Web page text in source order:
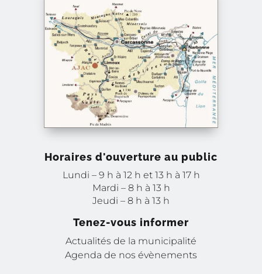
Horaires d'ouverture au public
Lundi – 9 h à 12 h et 13 h à 17 h
Mardi – 8 h à 13 h
Jeudi – 8 h à 13 h
Tenez-vous informer
Actualités de la municipalité
Agenda de nos évènements